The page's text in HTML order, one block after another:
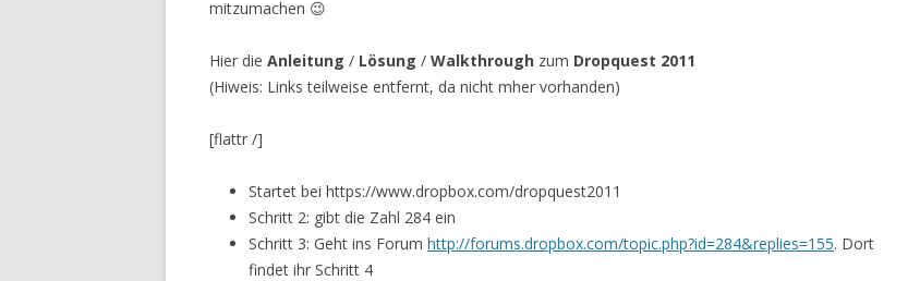
mitzumachen 😉
Hier die Anleitung / Lösung / Walkthrough zum Dropquest 2011
(Hiweis: Links teilweise entfernt, da nicht mher vorhanden)
[flattr /]
Startet bei https://www.dropbox.com/dropquest2011
Schritt 2: gibt die Zahl 284 ein
Schritt 3: Geht ins Forum http://forums.dropbox.com/topic.php?id=284&replies=155. Dort
findet ihr Schritt 4